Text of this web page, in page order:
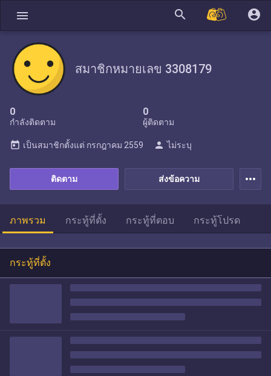
menu search account_circle
สมาชิกหมายเลข 3308179
0
กำลังติดตาม
0
ผู้ติดตาม
ส่งข้อความ
ติดตาม
today เป็นสมาชิกตั้งแต่ กรกฎาคม 2559 person ไม่ระบุ
more_horiz
ภาพรวม กระทู้ที่ตั้ง กระทู้ที่ตอบ กระทู้โปรด
กระทู้ที่ตั้ง